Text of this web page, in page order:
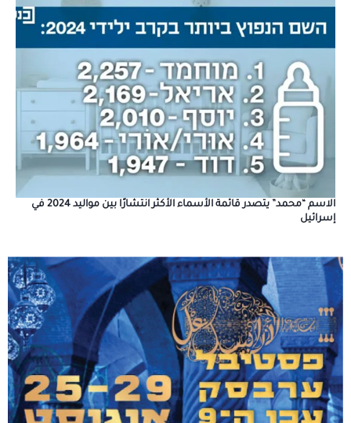
الاسم “محمد” يتصدر قائمة الأسماء الأكثر انتشارًا بين مواليد 2024 في
إسرائيل